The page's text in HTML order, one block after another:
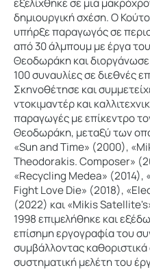
εξελίχθηκε σε μια
δημιουργική σχέση. Ο
υπήρξε παραγωγός σε
από 30 άλμπουμ με έργα του
Θεοδωράκη και
100 συναυλίες σε διεθνές
Σκηνοθέτησε και
ντοκιμαντέρ και
παραγωγές με επίκεντρο
Θεοδωράκη, μεταξύ των
«Sun and Time» (2000),
Theodorakis. Composer»
«Recycling Medea» (2014),
Fight Love Die» (2018),
(2022) και «Mikis
1998 επιμελήθηκε και
επίσημη εργογραφία του
συμβάλλοντας καθοριστικά
συστηματική μελέτη του